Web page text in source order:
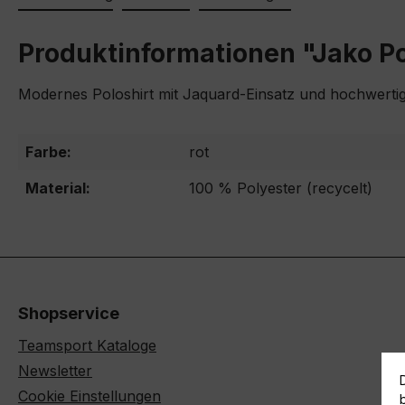
Produktinformationen "Jako
Modernes Poloshirt mit Jaquard-Einsatz und
Farbe:
rot
Material:
100 % Polyester (recycelt)
Shopservice
Teamsport Kataloge
Newsletter
Cookie Einstellungen